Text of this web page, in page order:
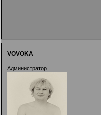
VOVOKA
Администратор